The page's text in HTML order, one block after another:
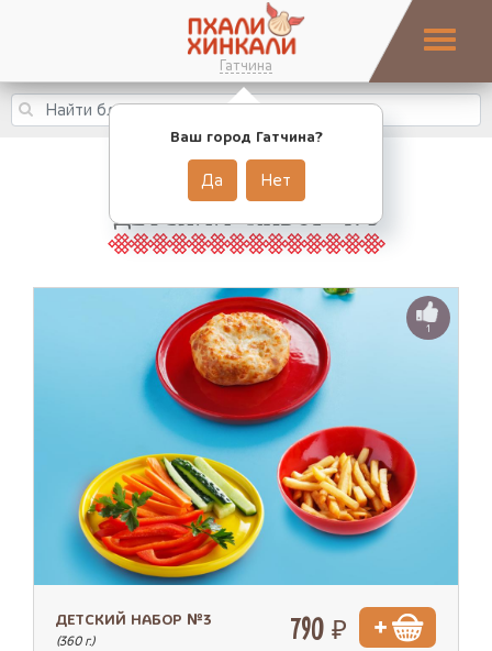
Гатчина
Ваш город Гатчина?
Да Нет
ДЕТСКИЙ НАБОР №3
1
ДЕТСКИЙ НАБОР №3
(360 г.) 790 ₽